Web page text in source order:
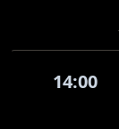
14:00